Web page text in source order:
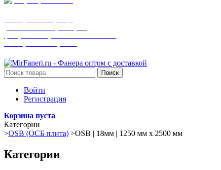
Поиск
Войти
Регистрация
Корзина пуста
Категории
>OSB (ОСБ плита) >OSB | 18мм | 1250 мм х 2500 мм
Категории